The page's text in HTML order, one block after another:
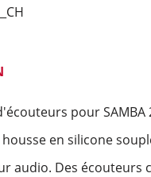
pour SAMBA
en silicone
audio. Des écouteurs